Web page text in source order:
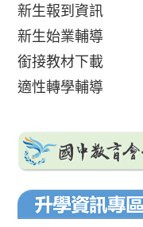
新生報到資訊
新生始業輔導
銜接教材下載
適性轉學輔導